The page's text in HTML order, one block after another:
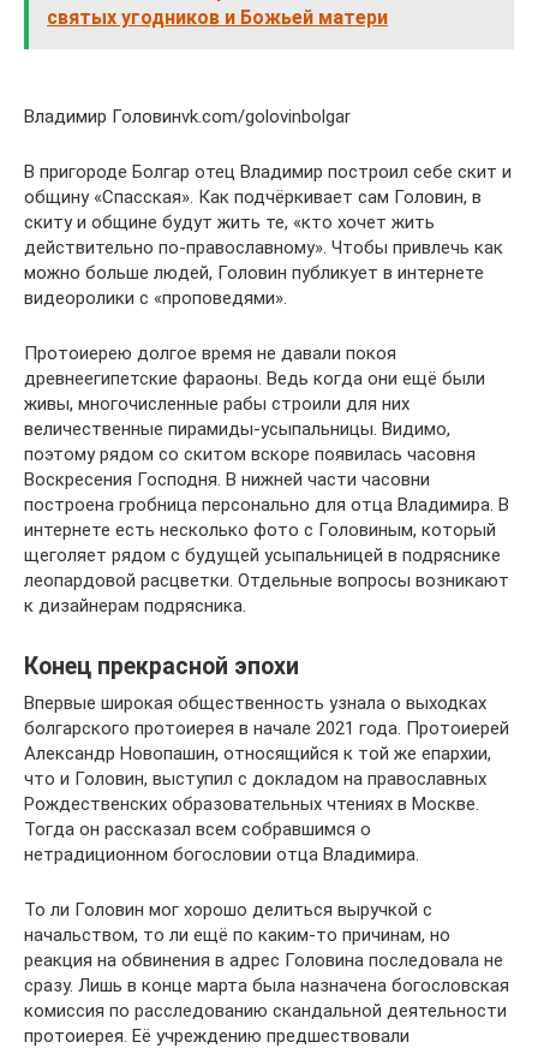
святых угодников и Божьей матери
Владимир Головинvk.com/golovinbolgar
В пригороде Болгар отец Владимир построил себе скит и
общину «Спасская». Как подчёркивает сам Головин, в
скиту и общине будут жить те, «кто хочет жить
действительно по-православному». Чтобы привлечь как
можно больше людей, Головин публикует в интернете
видеоролики с «проповедями».
Протоиерею долгое время не давали покоя
древнеегипетские фараоны. Ведь когда они ещё были
живы, многочисленные рабы строили для них
величественные пирамиды-усыпальницы. Видимо,
поэтому рядом со скитом вскоре появилась часовня
Воскресения Господня. В нижней части часовни
построена гробница персонально для отца Владимира. В
интернете есть несколько фото с Головиным, который
щеголяет рядом с будущей усыпальницей в подряснике
леопардовой расцветки. Отдельные вопросы возникают
к дизайнерам подрясника.
Конец прекрасной эпохи
Впервые широкая общественность узнала о выходках
болгарского протоиерея в начале 2021 года. Протоиерей
Александр Новопашин, относящийся к той же епархии,
что и Головин, выступил с докладом на православных
Рождественских образовательных чтениях в Москве.
Тогда он рассказал всем собравшимся о
нетрадиционном богословии отца Владимира.
То ли Головин мог хорошо делиться выручкой с
начальством, то ли ещё по каким-то причинам, но
реакция на обвинения в адрес Головина последовала не
сразу. Лишь в конце марта была назначена богословская
комиссия по расследованию скандальной деятельности
протоиерея. Её учреждению предшествовали